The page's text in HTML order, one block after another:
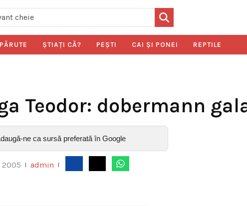
ŞTIAŢI CĂ? PEŞTI CAI ŞI PONEI REPTILE
Teodor: dobermann
ne ca sursă preferată în Google
2005 admin